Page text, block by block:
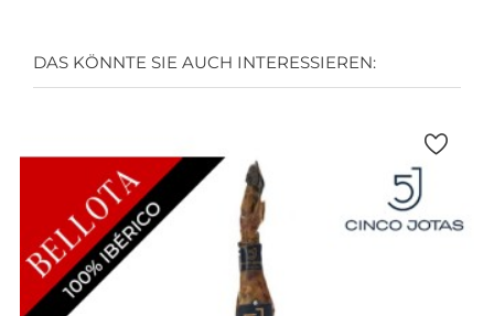
DAS KÖNNTE SIE AUCH INTERESSIEREN: